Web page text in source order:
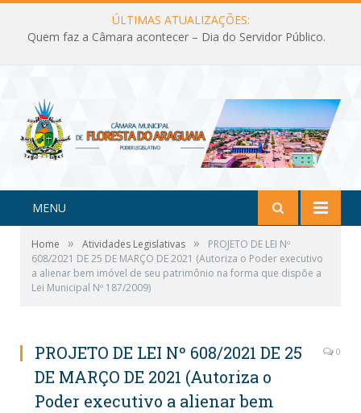
ÚLTIMAS ATUALIZAÇÕES:
Quem faz a Câmara acontecer – Dia do Servidor Público.
MENU
Home » Atividades Legislativas »
PROJETO DE LEI Nº
608/2021 DE 25 DE MARÇO DE 2021 (Autoriza o Poder executivo
a alienar bem imóvel de seu patrimônio na forma que dispõe a
Lei Municipal Nº 187/2009)
PROJETO DE LEI Nº 608/2021 DE 25
DE MARÇO DE 2021 (Autoriza o
Poder executivo a alienar bem
0